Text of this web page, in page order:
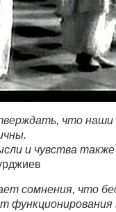
что наши
и чувства
сомнения, что